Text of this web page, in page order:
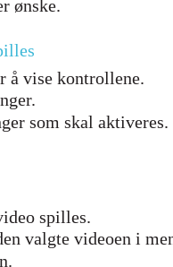
ønske.
å vise kontrollene.
som skal aktiveres.
spilles.
valgte videoen i